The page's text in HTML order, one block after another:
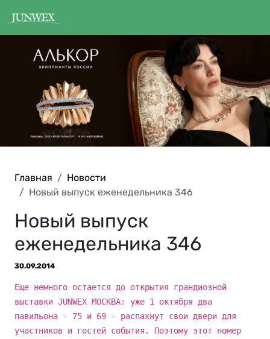
Главная
Новости
Новый выпуск еженедельника 346
Новый выпуск
еженедельника 346
30.09.2014
Еще немного остается до открытия грандиозной
выставки JUNWEX МОСКВА: уже 1 октября два
павильона - 75 и 69 - распахнут свои двери для
участников и гостей события. Поэтому этот номер